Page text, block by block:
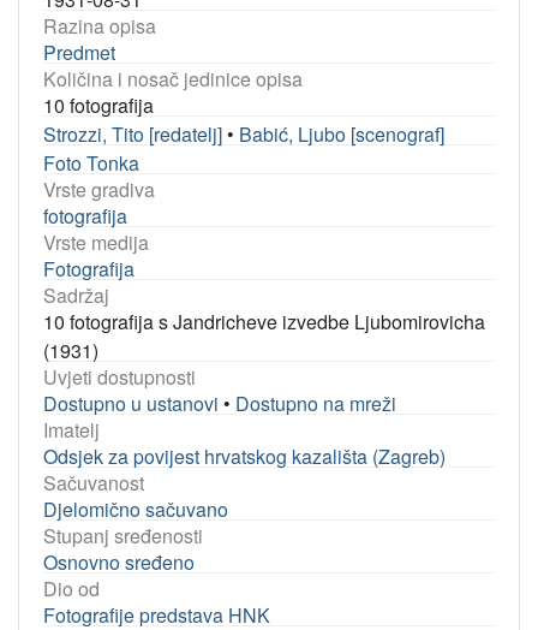
Razina opisa
Predmet
Količina i nosač jedinice opisa
10 fotografija
Strozzi, Tito [redatelj] • Babić, Ljubo [scenograf]
Foto Tonka
Vrste gradiva
fotografija
Vrste medija
Fotografija
Sadržaj
10 fotografija s Jandricheve izvedbe Ljubomirovicha
(1931)
Uvjeti dostupnosti
Dostupno u ustanovi • Dostupno na mreži
Imatelj
Odsjek za povijest hrvatskog kazališta (Zagreb)
Sačuvanost
Djelomično sačuvano
Stupanj sređenosti
Osnovno sređeno
Dio od
Fotografije predstava HNK